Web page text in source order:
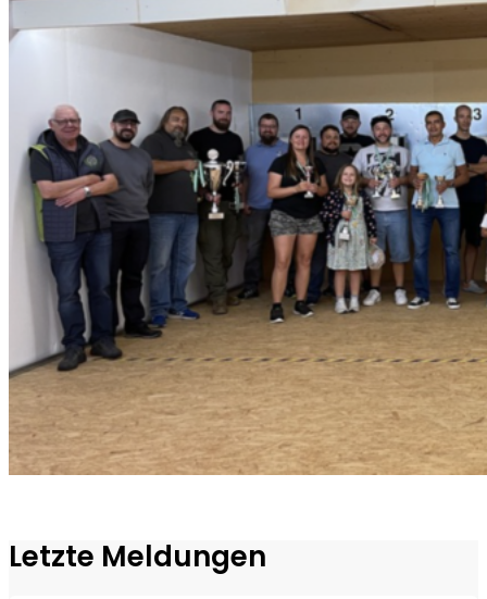
Letzte Meldungen